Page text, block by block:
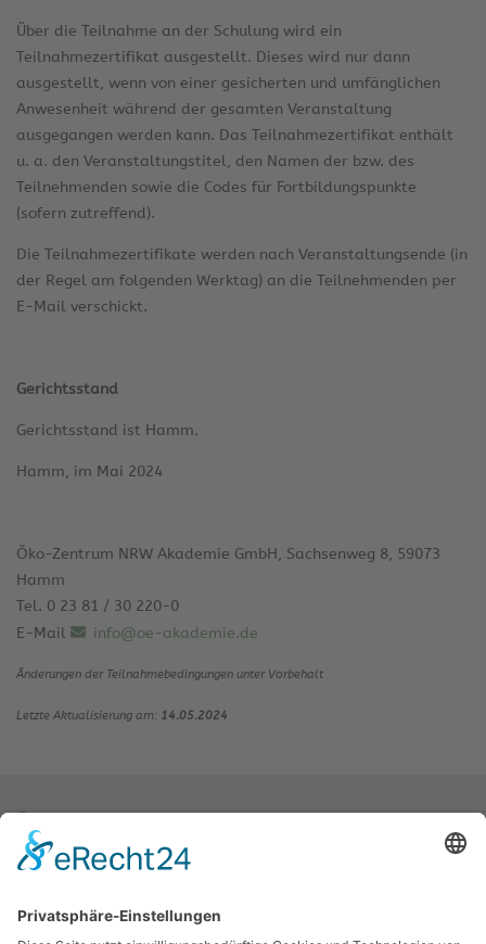
Über die Teilnahme an der Schulung wird ein
Teilnahmezertifikat ausgestellt. Dieses wird nur dann
ausgestellt, wenn von einer gesicherten und umfänglichen
Anwesenheit während der gesamten Veranstaltung
ausgegangen werden kann. Das Teilnahmezertifikat enthält
u. a. den Veranstaltungstitel, den Namen der bzw. des
Teilnehmenden sowie die Codes für Fortbildungspunkte
(sofern zutreffend).
Die Teilnahmezertifikate werden nach Veranstaltungsende (in
der Regel am folgenden Werktag) an die Teilnehmenden per
E-Mail verschickt.
Gerichtsstand
Gerichtsstand ist Hamm.
Hamm, im Mai 2024
Öko-Zentrum NRW Akademie GmbH, Sachsenweg 8, 59073
Hamm
Tel. 0 23 81 / 30 220-0
E-Mail
info@oe-akademie.de
Änderungen der Teilnahmebedingungen unter Vorbehalt
Letzte Aktualisierung am: 14.05.2024
Sachsenweg 8
Tel.: 02381 / 30 220-0